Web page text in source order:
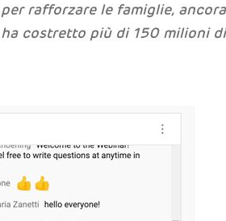
per rafforzare le famiglie,
ha costretto più di 150 milioni